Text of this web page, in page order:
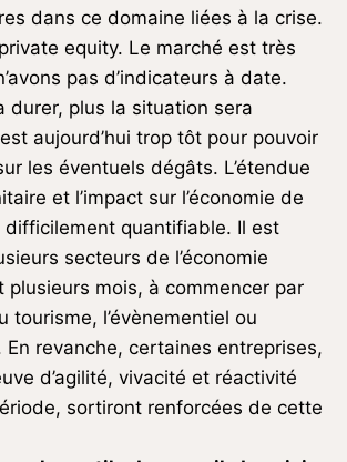
dans ce domaine liées à la crise.
equity. Le marché est très
pas d’indicateurs à date.
durer, plus la situation sera
aujourd’hui trop tôt pour pouvoir
les éventuels dégâts. L’étendue
et l’impact sur l’économie de
difficilement quantifiable. Il est
secteurs de l’économie
plusieurs mois, à commencer par
tourisme, l’évènementiel ou
En revanche, certaines entreprises,
d’agilité, vivacité et réactivité
sortiront renforcées de cette